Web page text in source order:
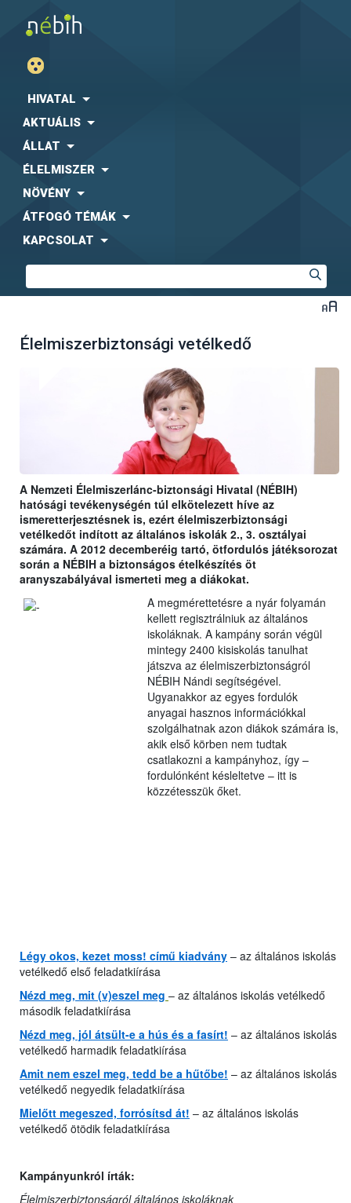
HIVATAL
AKTUÁLIS
ÁLLAT
ÉLELMISZER
NÖVÉNY
ÁTFOGÓ TÉMÁK
KAPCSOLAT
Élelmiszerbiztonsági vetélkedő
A Nemzeti Élelmiszerlánc-biztonsági Hivatal (NÉBIH)
hatósági tevékenységén túl elkötelezett híve az
ismeretterjesztésnek is, ezért élelmiszerbiztonsági
vetélkedőt indított az általános iskolák 2., 3. osztályai
számára. A 2012 decemberéig tartó, ötfordulós játéksorozat
során a NÉBIH a biztonságos ételkészítés öt
aranyszabályával ismerteti meg a diákokat.
A megmérettetésre a nyár folyamán
kellett regisztrálniuk az általános
iskoláknak. A kampány során végül
mintegy 2400 kisiskolás tanulhat
játszva az élelmiszerbiztonságról
NÉBIH Nándi segítségével.
Ugyanakkor az egyes fordulók
anyagai hasznos információkkal
szolgálhatnak azon diákok számára is,
akik első körben nem tudtak
csatlakozni a kampányhoz, így –
fordulónként késleltetve – itt is
közzétesszük őket.
Légy okos, kezet moss! című kiadvány – az általános iskolás
vetélkedő első feladatkiírása
Nézd meg, mit (v)eszel meg – az általános iskolás vetélkedő
második feladatkiírása
Nézd meg, jól átsült-e a hús és a fasírt! – az általános iskolás
vetélkedő harmadik feladatkiírása
Amit nem eszel meg, tedd be a hűtőbe! – az általános iskolás
vetélkedő negyedik feladatkiírása
Mielőtt megeszed, forrósítsd át! – az általános iskolás
vetélkedő ötödik feladatkiírása
Kampányunkról írták:
Élelmiszerbiztonságról általános iskoláknak